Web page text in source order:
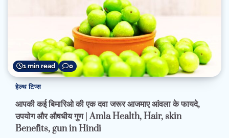
1 min read 0
हेल्थ टिप्स
आपकी कई बिमारिओ की एक दवा जरूर आजमाए आंवला के फायदे,
उपयोग और औषधीय गुण | Amla Health, Hair, skin
Benefits, gun in Hindi